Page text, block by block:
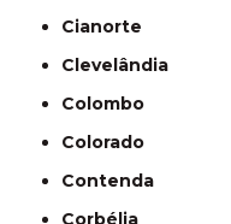
Cianorte
Clevelândia
Colombo
Colorado
Contenda
Corbélia